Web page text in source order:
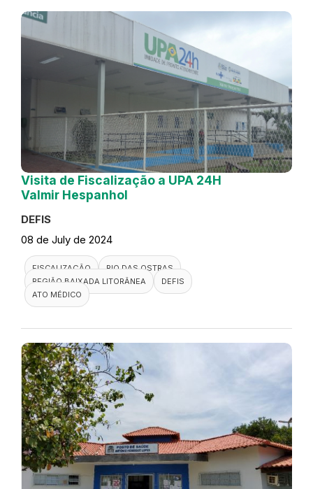
Visita de Fiscalização a UPA 24H
Valmir Hespanhol
DEFIS
08 de July de 2024
FISCALIZAÇÃO
RIO DAS OSTRAS
REGIÃO BAIXADA LITORÂNEA
DEFIS
ATO MÉDICO